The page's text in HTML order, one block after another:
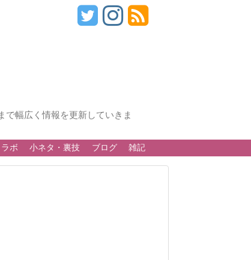
幅広く情報を更新していきま
ラボ 小ネタ・裏技 ブログ 雑記